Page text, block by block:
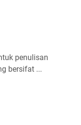
penulisan
bersifat ...